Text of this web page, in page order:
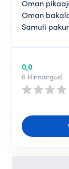
Oman
Oman
Samuti
0,0
0 Hinnangud